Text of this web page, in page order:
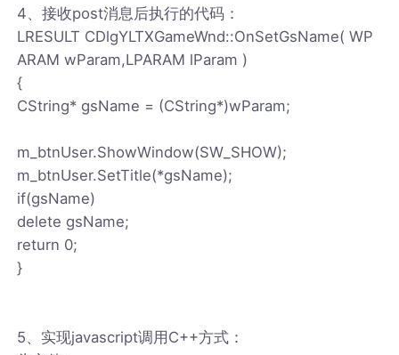
4、接收post消息后执行的代码：
LRESULT CDlgYLTXGameWnd::OnSetGsName( WP
ARAM wParam,LPARAM lParam )
{
CString* gsName = (CString*)wParam;
m_btnUser.ShowWindow(SW_SHOW);
m_btnUser.SetTitle(*gsName);
if(gsName)
delete gsName;
return 0;
}
5、实现javascript调用C++方式：